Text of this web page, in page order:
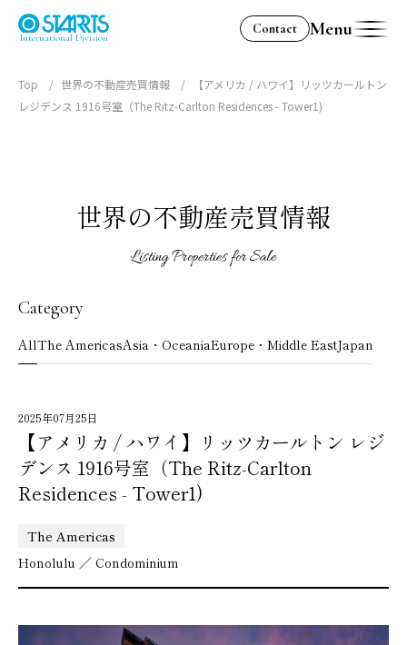
International Division
Contact Menu
Top 世界の不動産売買情報
【アメリカ / ハワイ】リッツカールトン
レジデンス 1916号室（The Ritz-Carlton Residences - Tower1)
世界の不動産売買情報
Listing Properties for Sale
Category
AllThe AmericasAsia・OceaniaEurope・Middle EastJapan
2025年07月25日
【アメリカ / ハワイ】リッツカールトン レジ
デンス 1916号室（The Ritz-Carlton
Residences - Tower1)
The Americas
Honolulu ／ Condominium